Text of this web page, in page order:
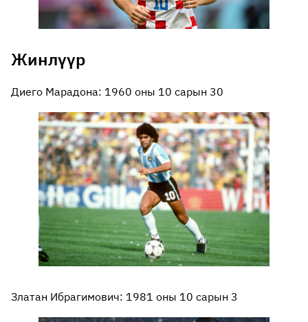
Жинлүүр
Диего Марадона: 1960 оны 10 сарын 30
Златан Ибрагимович: 1981 оны 10 сарын 3